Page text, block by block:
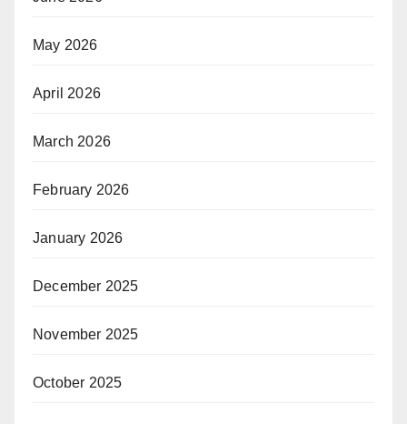
May 2026
April 2026
March 2026
February 2026
January 2026
December 2025
November 2025
October 2025